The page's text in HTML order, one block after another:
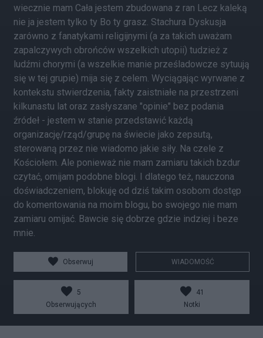
wiecznie mam Cała jestem zbudowana z ran Lecz kaleką
nie ja jestem tylko ty Bo ty grasz. Stachura Dyskusja
zarówno z fanatykami religijnymi (a za takich uważam
zapalczywych obrońców wszelkich utopii) tudzież z
ludźmi chorymi (a wszelkie manie prześladowcze sytuują
się w tej grupie) mija się z celem. Wyciągając wyrwane z
kontekstu stwierdzenia, fakty zaistniałe na przestrzeni
kilkunastu lat oraz zasłyszane "opinie" bez podania
źródeł - jestem w stanie przedstawić każdą
organizację/rząd/grupę na świecie jako zepsutą,
sterowaną przez nie wiadomo jakie siły. Na czele z
Kościołem. Ale ponieważ nie mam zamiaru takich bzdur
czytać, omijam podobne blogi. I dlatego też, nauczona
doświadczeniem, blokuję od dziś takim osobom dostęp
do komentowania na moim blogu, bo swojego nie mam
zamiaru omijać. Bawcie się dobrze gdzie indziej i beze
mnie.
Obserwuj WIADOMOŚĆ
5
Obserwujących
41
Notki